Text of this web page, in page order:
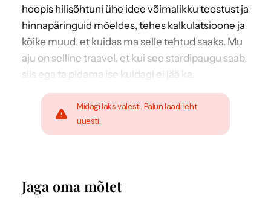
hoopis hilisõhtuni ühe idee võimalikku teostust ja
hinnapäringuid mõeldes, tehes kalkulatsioone ja
kõike muud, et kuidas ma selle tehtud saaks. Mu
aju on selline traavel, et kui see stardipaugu saab,
siis ega ta pidama ise kuidagi ei jää ka.
Midagi läks valesti. Palun laadi leht
uuesti.
Jaga oma mõtet